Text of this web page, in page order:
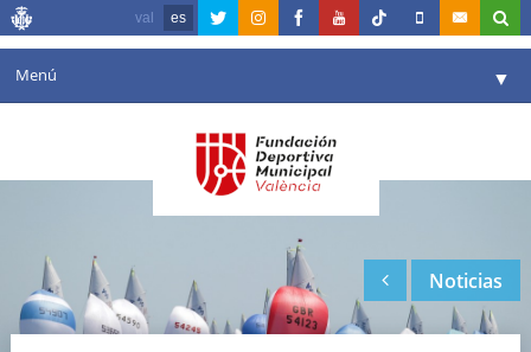
val es
Menú ▼
Agenda
Comunicación ▼
Valencia en deporte
Noticias